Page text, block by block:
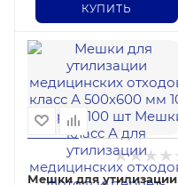
КУПИТЬ
Мешки для утилизации